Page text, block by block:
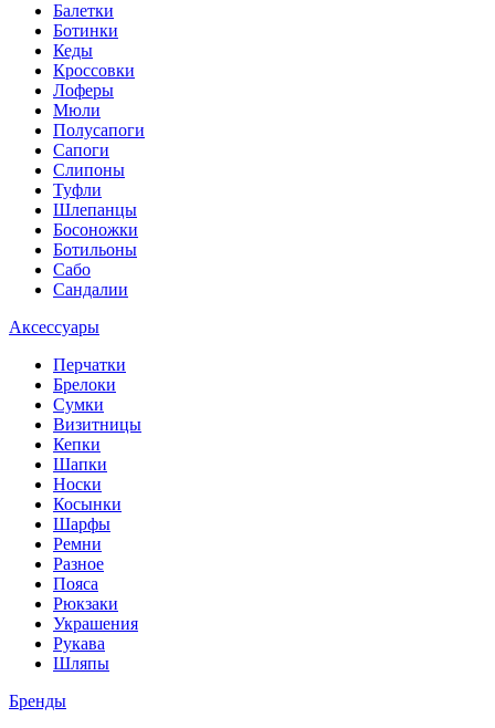
Балетки
Ботинки
Кеды
Кроссовки
Лоферы
Мюли
Полусапоги
Сапоги
Слипоны
Туфли
Шлепанцы
Босоножки
Ботильоны
Сабо
Сандалии
Аксессуары
Перчатки
Брелоки
Сумки
Визитницы
Кепки
Шапки
Носки
Косынки
Шарфы
Ремни
Разное
Пояса
Рюкзаки
Украшения
Рукава
Шляпы
Бренды